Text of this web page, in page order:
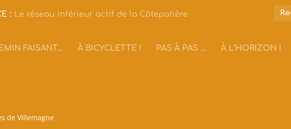
: Le réseau inférieur actif de la Côtepatière
FAISANT… À BICYCLETTE ! PAS À PAS … À L’HORIZON !
de Villemagne